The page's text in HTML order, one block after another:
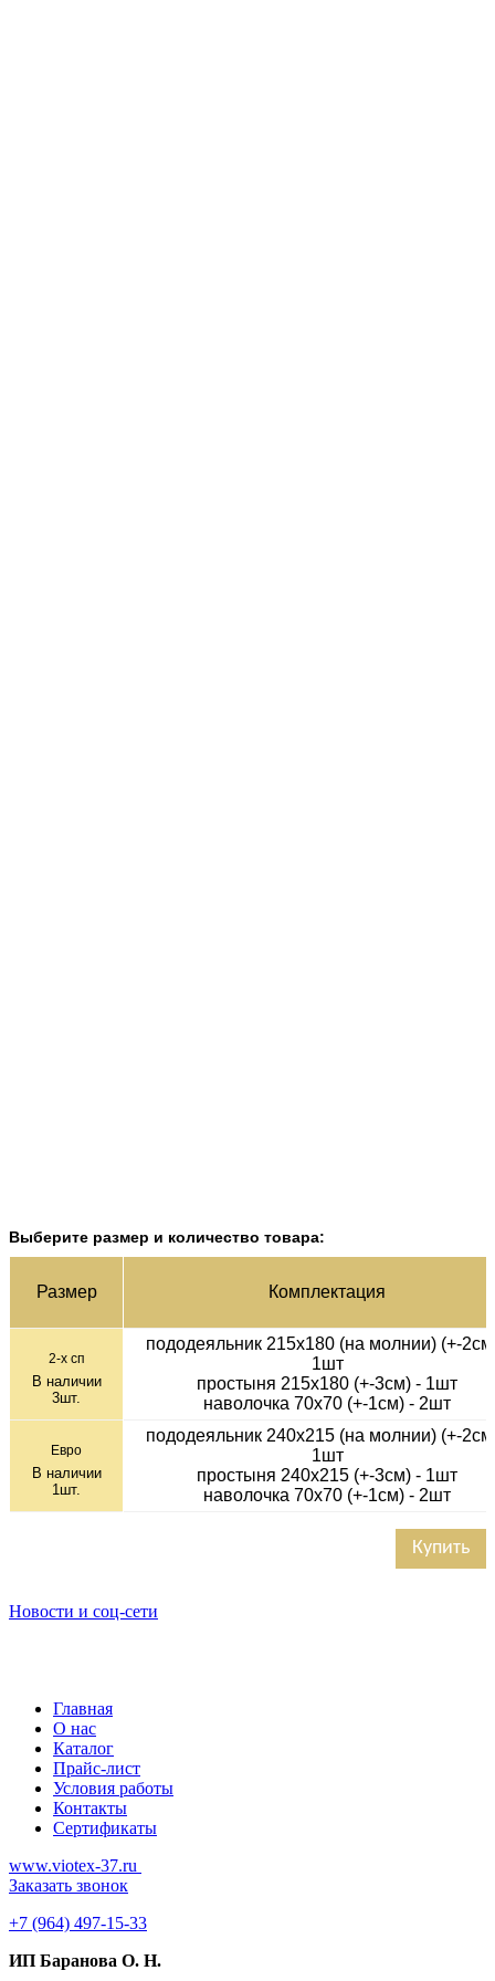
Выберите размер и количество товара:
Раз­мер Ком­плек­тация
2-х сп
В наличии
3шт.
пододеяльник 215х180 (на молнии) (+-
1шт
простыня 215х180 (+-3см) - 1шт
наволочка 70х70 (+-1см) - 2шт
Евро
В наличии
1шт.
пододеяльник 240х215 (на молнии) (+-
1шт
простыня 240х215 (+-3см) - 1шт
наволочка 70х70 (+-1см) - 2шт
Купить
Новости и соц-сети
Главная
О нас
Каталог
Прайс-лист
Условия работы
Контакты
Сертификаты
www.viotex-37.ru
Заказать звонок
+7 (964) 497-15-33
ИП Баранова О. Н.